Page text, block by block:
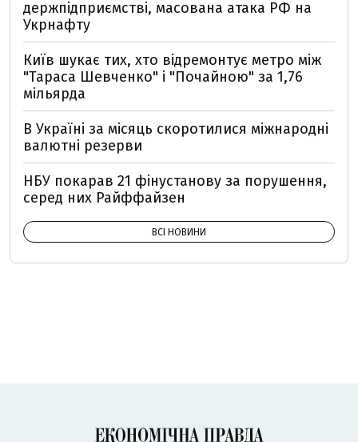
держпідприємстві, масована атака РФ на
Укрнафту
Київ шукає тих, хто відремонтує метро між
"Тараса Шевченко" і "Почайною" за 1,76
мільярда
В Україні за місяць скоротилися міжнародні
валютні резерви
НБУ покарав 21 фінустанову за порушення,
серед них Райффайзен
ВСІ НОВИНИ